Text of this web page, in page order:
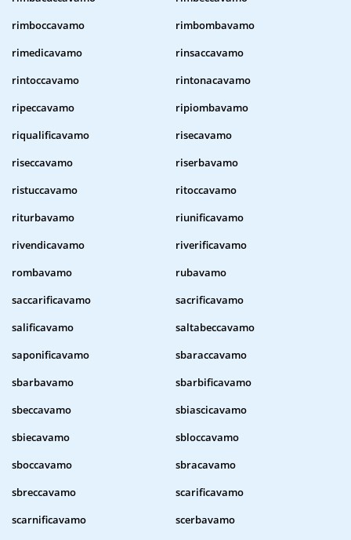
rimboccavamo
rimbombavamo
rimedicavamo
rinsaccavamo
rintoccavamo
rintonacavamo
ripeccavamo
ripiombavamo
riqualificavamo
risecavamo
riseccavamo
riserbavamo
ristuccavamo
ritoccavamo
riturbavamo
riunificavamo
rivendicavamo
riverificavamo
rombavamo
rubavamo
saccarificavamo
sacrificavamo
salificavamo
saltabeccavamo
saponificavamo
sbaraccavamo
sbarbavamo
sbarbificavamo
sbeccavamo
sbiascicavamo
sbiecavamo
sbloccavamo
sboccavamo
sbracavamo
sbreccavamo
scarificavamo
scarnificavamo
scerbavamo